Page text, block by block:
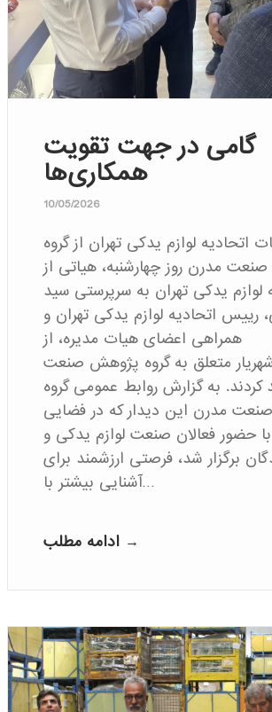
گامی در جهت تقویت
10/05/2026
اتحادیه لوازم یدکی تهران از گروه
مدرن روز چهارشنبه، هیاتی از
لوازم یدکی تهران به سرپرستی سید
اتحادیه لوازم یدکی تهران و
همراهی اعضای هیات مدیره، از
شهریار متعلق به گروه پژوهش صنعت
کردند. به گزارش روابط عمومی گروه
مدرن این دیدار که در فضایی
حضور فعالان صنعت لوازم یدکی و
برگزار شد، فرصتی ارزشمند برای
آشنایی بیشتر با…
ادامه مطلب →